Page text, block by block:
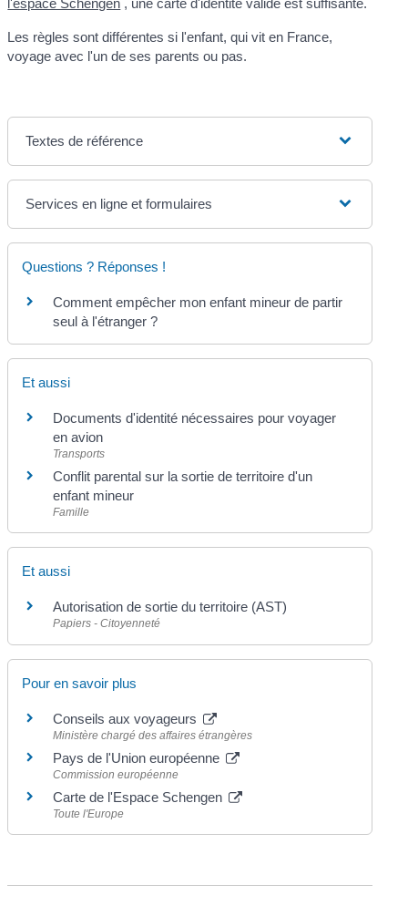
Les règles sont différentes si l'enfant, qui vit en France,
voyage avec l'un de ses parents ou pas.
Textes de référence
Services en ligne et formulaires
Questions ? Réponses !
Comment empêcher mon enfant mineur de partir
seul à l'étranger ?
Et aussi
Documents d'identité nécessaires pour voyager
en avion
Transports
Conflit parental sur la sortie de territoire d'un
enfant mineur
Famille
Et aussi
Autorisation de sortie du territoire (AST)
Papiers - Citoyenneté
Pour en savoir plus
Conseils aux voyageurs
Ministère chargé des affaires étrangères
Pays de l'Union européenne
Commission européenne
Carte de l'Espace Schengen
Toute l'Europe